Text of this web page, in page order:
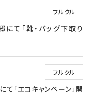
フルクル
て「靴・バッグ下取り
フルクル
「エコキャンペーン」開